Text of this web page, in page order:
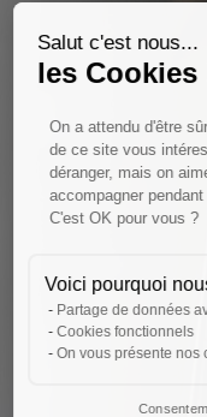
Salut c'est nous...
les Cookies
On a attendu d'être
de ce site vous
déranger, mais on
accompagner
C'est OK pour vous ?
Voici pourquoi
Partage de données
Cookies fonctionnels
On vous présente